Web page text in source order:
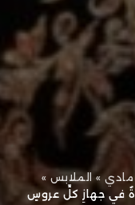
مادي» الملابس »
في جهازِ كلِّ عروسٍ